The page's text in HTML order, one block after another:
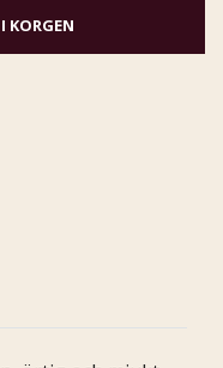
KORGEN